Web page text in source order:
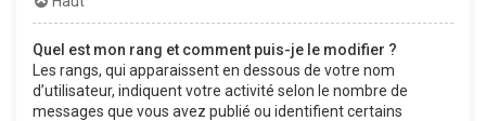
Quel est mon rang et comment puis-je le modifier ?
Les rangs, qui apparaissent en dessous de votre nom
d’utilisateur, indiquent votre activité selon le nombre de
messages que vous avez publié ou identifient certains